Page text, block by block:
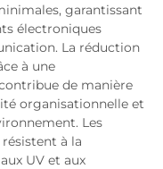
garantissant
électroniques
La réduction
à une
de manière
organisationnelle et
Les
à la
UV et aux